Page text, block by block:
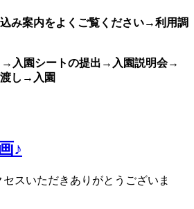
み案内をよくご覧ください→利用調
→入園シートの提出→入園説明会→
し→入園
♪
スいただきありがとうございま